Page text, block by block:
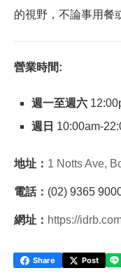
的視野，不論事用餐
營業時間:
週一至週六
週日 10:00am-
地址： 1 Notts Ave,
電話： (02) 9365
網址： https://
Share Post